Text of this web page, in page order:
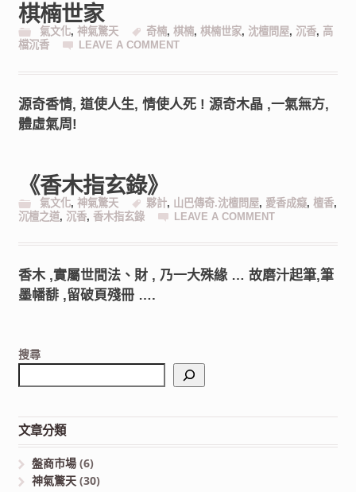
棋楠世家
氣文化, 神氣驚天 奇楠, 棋楠, 棋楠世家, 沈檀問屋, 沉香, 高
檔沉香
LEAVE A COMMENT
源奇香情, 道使人生, 情使人死 ! 源奇木晶 ,一氣無方,
體虛氣周!
《香木指玄錄》
氣文化, 神氣驚天 夥計, 山巴傳奇.沈檀問屋, 愛香成癡, 檀香,
沉檀之道, 沉香, 香木指玄錄 LEAVE A COMMENT
香木 ,實屬世間法、財 , 乃一大殊緣 … 故磨汁起筆,筆
墨幡馡 ,留破頁殘冊 ….
搜尋
文章分類
盤商市場 (6)
神氣驚天 (30)